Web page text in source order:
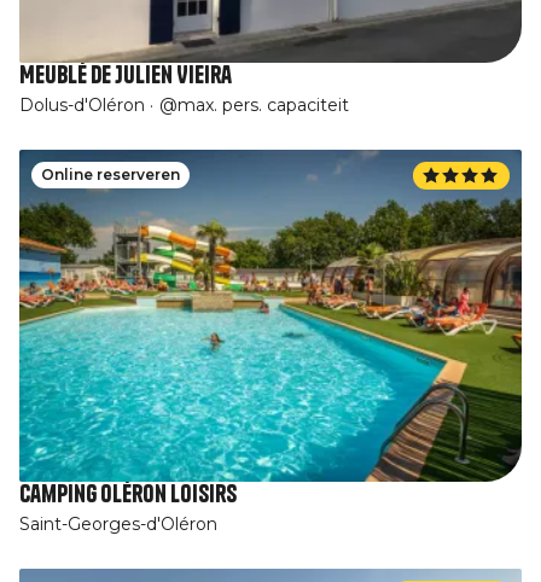
Meublé de Julien Vieira
Dolus-d'Oléron @max. pers. capaciteit
Online reserveren
Camping Oléron Loisirs
Saint-Georges-d'Oléron